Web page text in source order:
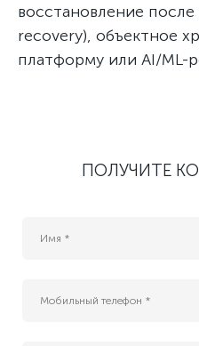
восстановление
recovery), объектное
платформу или AI/ML-
ПОЛУЧИТЕ